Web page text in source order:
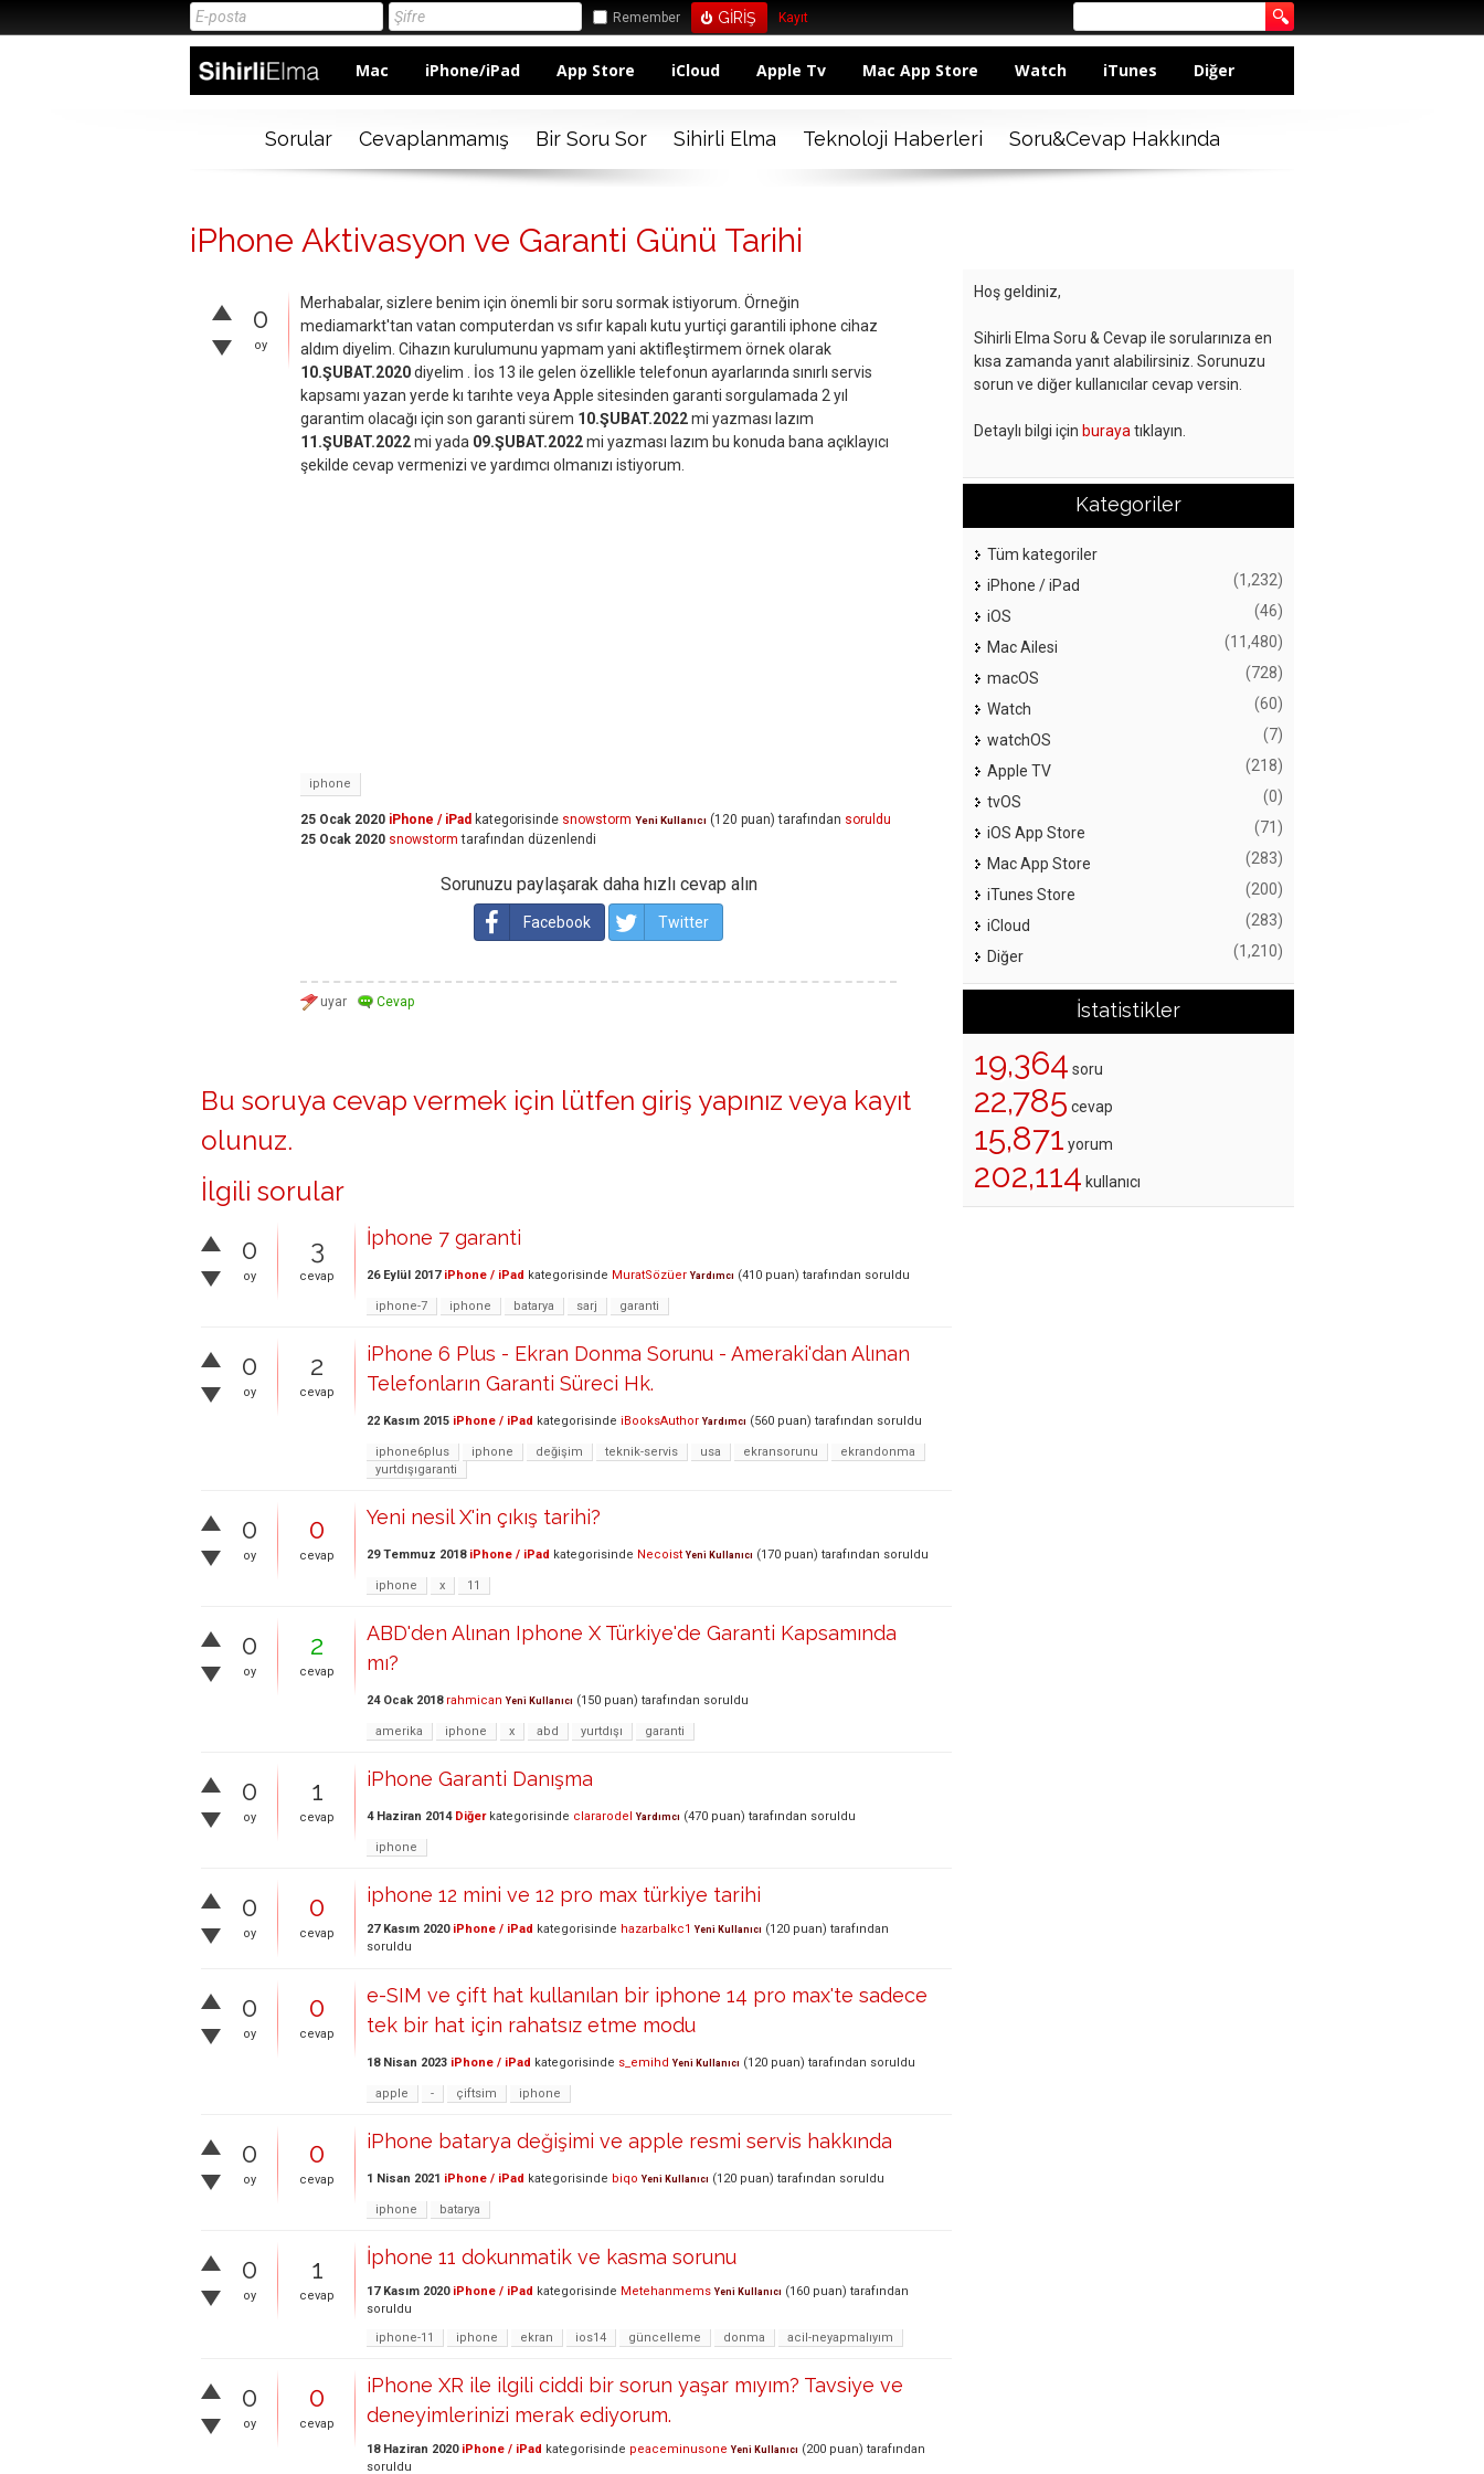
Remember Kayıt
Mac iPhone/iPad App Store iCloud Apple Tv Mac App Store Watch iTunes Diğer
Sorular Cevaplanmamış Bir Soru Sor Sihirli Elma Teknoloji Haberleri Soru&Cevap Hakkında
iPhone Aktivasyon ve Garanti Günü Tarihi
0
oy
Merhabalar, sizlere benim için önemli bir soru sormak istiyorum. Örneğin
mediamarkt'tan vatan computerdan vs sıfır kapalı kutu yurtiçi garantili iphone cihaz
aldım diyelim. Cihazın kurulumunu yapmam yani aktifleştirmem örnek olarak
10.ŞUBAT.2020diyelim . İos 13 ile gelen özellikle telefonun ayarlarında sınırlı servis
kapsamı yazan yerde kı tarıhte veya Apple sitesinden garanti sorgulamada 2 yıl
garantim olacağı için son garanti sürem 10.ŞUBAT.2022mi yazması lazım
11.ŞUBAT.2022mi yada 09.ŞUBAT.2022mi yazması lazım bu konuda bana açıklayıcı
şekilde cevap vermenizi ve yardımcı olmanızı istiyorum.
iphone
25 Ocak 2020 iPhone / iPad kategorisinde snowstorm Yeni Kullanıcı (120 puan) tarafından soruldu
25 Ocak 2020 snowstorm tarafından düzenlendi
Sorunuzu paylaşarak daha hızlı cevap alın
Facebook Twitter
Bu soruya cevap vermek için lütfen giriş yapınız veya kayıt
olunuz.
İlgili sorular
0
oy
3
cevap
İphone 7 garanti
26 Eylül 2017 iPhone / iPad kategorisinde MuratSözüer Yardımcı (410 puan) tarafından soruldu
iphone-7 iphone batarya sarj garanti
0
oy
2
cevap
iPhone 6 Plus - Ekran Donma Sorunu - Ameraki'dan Alınan
Telefonların Garanti Süreci Hk.
22 Kasım 2015 iPhone / iPad kategorisinde iBooksAuthor Yardımcı (560 puan) tarafından soruldu
iphone6plus iphone değişim teknik-servis usa ekransorunu
ekrandonma
yurtdışıgaranti
0
oy
0
cevap
Yeni nesil X'in çıkış tarihi?
29 Temmuz 2018 iPhone / iPad kategorisinde Necoist Yeni Kullanıcı (170 puan) tarafından soruldu
iphone x 11
0
oy
2
cevap
ABD'den Alınan Iphone X Türkiye'de Garanti Kapsamında
mı?
24 Ocak 2018 rahmican Yeni Kullanıcı (150 puan) tarafından soruldu
amerika iphone x abd yurtdışı garanti
0
oy
1
cevap
iPhone Garanti Danışma
4 Haziran 2014 Diğerkategorisinde clararodel Yardımcı (470 puan) tarafından soruldu
iphone
0
oy
0
cevap
iphone 12 mini ve 12 pro max türkiye tarihi
27 Kasım 2020 iPhone / iPad kategorisinde hazarbalkc1 Yeni Kullanıcı (120 puan) tarafından
soruldu
0
oy
0
cevap
e-SIM ve çift hat kullanılan bir iphone 14 pro max'te sadece
tek bir hat için rahatsız etme modu
18 Nisan 2023 iPhone / iPad kategorisinde s_emihd Yeni Kullanıcı (120 puan) tarafından soruldu
apple - çiftsim iphone
0
oy
0
cevap
iPhone batarya değişimi ve apple resmi servis hakkında
1 Nisan 2021 iPhone / iPad kategorisinde biqo Yeni Kullanıcı (120 puan) tarafından soruldu
iphone batarya
0
oy
1
cevap
İphone 11 dokunmatik ve kasma sorunu
17 Kasım 2020 iPhone / iPad kategorisinde Metehanmems Yeni Kullanıcı (160 puan) tarafından
soruldu
iphone-11
iphone ekran ios14 güncelleme donma acil-neyapmalıyım
0
oy
0
cevap
iPhone XR ile ilgili ciddi bir sorun yaşar mıyım? Tavsiye ve
deneyimlerinizi merak ediyorum.
18 Haziran 2020 iPhone / iPad kategorisinde peaceminusone Yeni Kullanıcı (200 puan) tarafından
soruldu
Hoş geldiniz,
Sihirli Elma Soru & Cevap ile sorularınıza en
kısa zamanda yanıt alabilirsiniz. Sorunuzu
sorun ve diğer kullanıcılar cevap versin.
Detaylı bilgi için buraya tıklayın.
Kategoriler
Tüm kategoriler
iPhone / iPad
(1,232)
iOS (46)
Mac Ailesi (11,480)
macOS (728)
Watch (60)
watchOS (7)
Apple TV (218)
tvOS (0)
iOS App Store (71)
Mac App Store (283)
iTunes Store (200)
iCloud (283)
Diğer (1,210)
İstatistikler
19,364 soru
22,785 cevap
15,871 yorum
202,114 kullanıcı